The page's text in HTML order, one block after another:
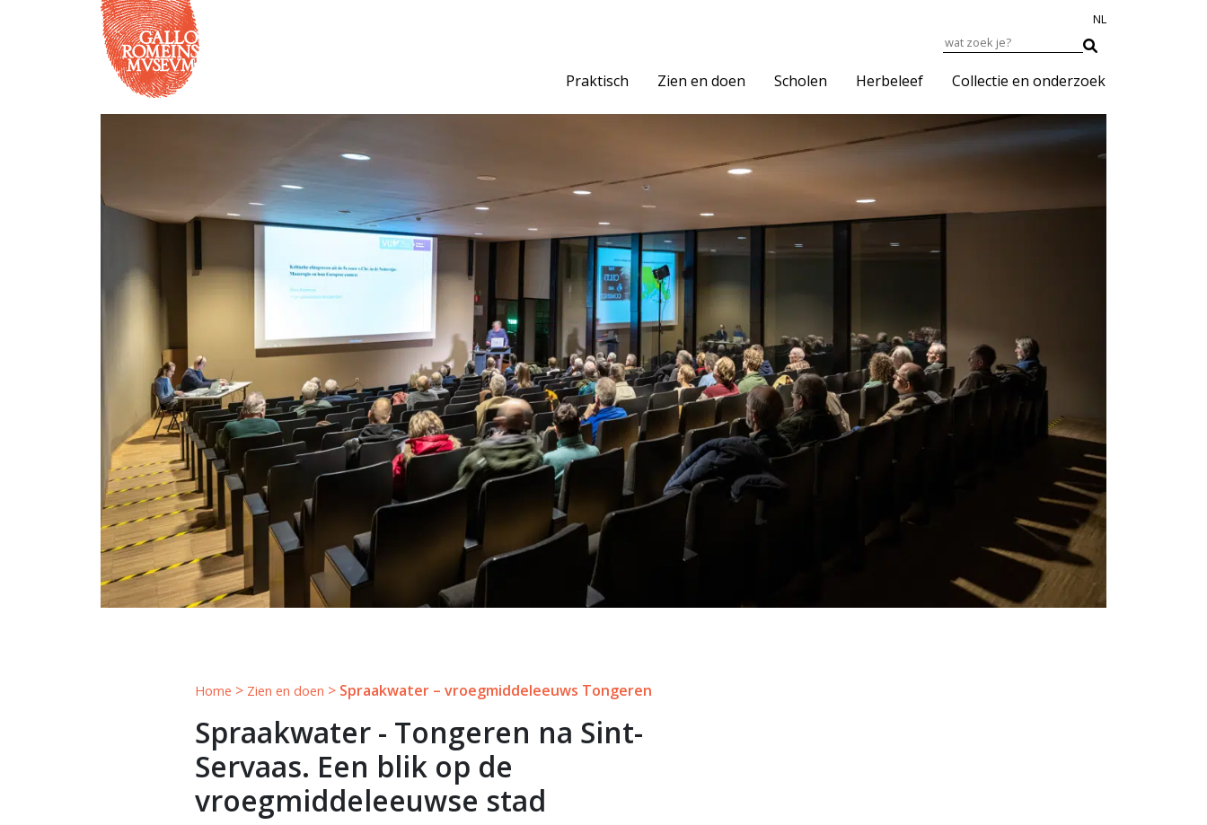
Praktisch Zien en doen Scholen Herbeleef Collectie en onderzoek
NL
Home > Zien en doen > Spraakwater – vroegmiddeleeuws Tongeren
Spraakwater - Tongeren na Sint-
Servaas. Een blik op de
vroegmiddeleeuwse stad